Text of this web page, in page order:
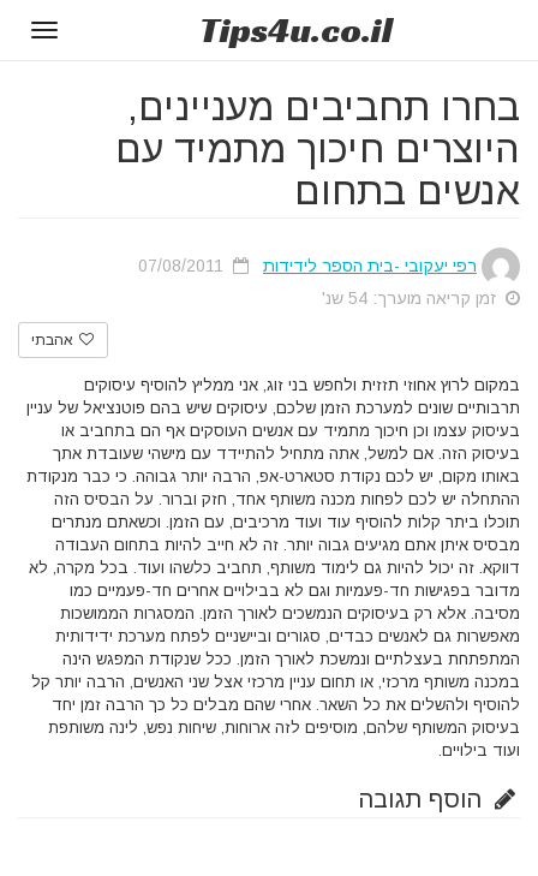
Tips4u.co.il
בחרו תחביבים מעניינים,
היוצרים חיכוך מתמיד עם
אנשים בתחום
רפי יעקובי -בית הספר לידידות
זמן קריאה מוערך: 54 שנ'
אהבתי
במקום לרוץ אחוזי תזזית ולחפש בני זוג, אני ממליץ להוסיף עיסוקים
תרבותיים שונים למערכת הזמן שלכם, עיסוקים שיש בהם פוטנציאל של עניין
בעיסוק עצמו וכן חיכוך מתמיד עם אנשים העוסקים אף הם בתחביב או
בעיסוק הזה. אם למשל, אתה מתחיל להתיידד עם מישהי שעובדת אתך
באותו מקום, יש לכם נקודת סטארט-אפ, הרבה יותר גבוהה. כי כבר מנקודת
ההתחלה יש לכם לפחות מכנה משותף אחד, חזק וברור. על הבסיס הזה
תוכלו ביתר קלות להוסיף עוד ועוד מרכיבים, עם הזמן. וכשאתם מנתרים
מבסיס איתן אתם מגיעים גבוה יותר. זה לא חייב להיות בתחום העבודה
דווקא. זה יכול להיות גם לימוד משותף, תחביב כלשהו ועוד. בכל מקרה, לא
מדובר בפגישות חד-פעמיות וגם לא בבילויים אחרים חד-פעמיים כמו
מסיבה. אלא רק בעיסוקים הנמשכים לאורך הזמן. המסגרות הממושכות
מאפשרות גם לאנשים כבדים, סגורים וביישניים לפתח מערכת ידידותית
המתפתחת בעצלתיים ונמשכת לאורך הזמן. ככל שנקודת המפגש הינה
במכנה משותף מרכזי, או תחום עניין מרכזי אצל שני האנשים, הרבה יותר קל
להוסיף ולהשלים את כל השאר. אחרי שהם מבלים כל כך הרבה זמן יחד
בעיסוק המשותף שלהם, מוסיפים לזה ארוחות, שיחות נפש, לינה משותפת
ועוד בילויים.
הוסף תגובה